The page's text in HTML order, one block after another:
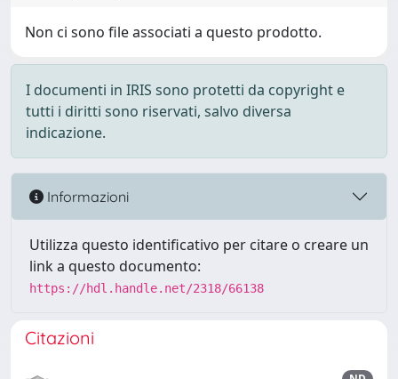
Non ci sono file associati a questo prodotto.
I documenti in IRIS sono protetti da copyright e
tutti i diritti sono riservati, salvo diversa
indicazione.
Informazioni
Utilizza questo identificativo per citare o creare un
link a questo documento:
https://hdl.handle.net/2318/66138
Citazioni